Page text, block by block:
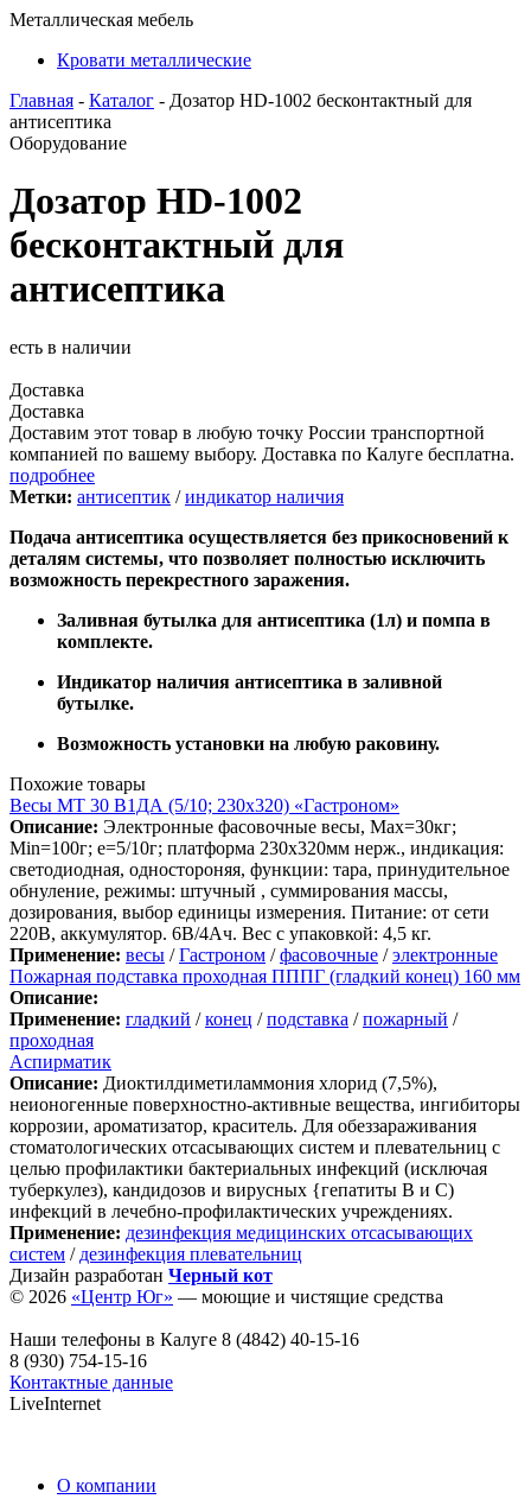
Металлическая мебель
Кровати металлические
Главная - Каталог - Дозатор HD-1002 бесконтактный для
антисептика
Оборудование
Дозатор HD-1002
бесконтактный для
антисептика
есть в наличии
Доставка
Доставка
Доставим этот товар в любую точку России транспортной
компанией по вашему выбору. Доставка по Калуге бесплатна.
подробнее
Метки: антисептик /индикатор наличия
Подача антисептика осуществляется без прикосновений к
деталям системы, что позволяет полностью исключить
возможность перекрестного заражения.
Заливная бутылка для антисептика (1л) и помпа в
комплекте.
Индикатор наличия антисептика в заливной
бутылке.
Возможность установки на любую раковину.
Похожие товары
Весы МТ 30 В1ДА (5/10; 230х320) «Гастроном»
Описание: Электронные фасовочные весы, Max=30кг;
Min=100г; e=5/10г; платформа 230х320мм нерж., индикация:
светодиодная, одностороняя, функции: тара, принудительное
обнуление, режимы: штучный , суммирования массы,
дозирования, выбор единицы измерения. Питание: от сети
220В, аккумулятор. 6В/4Ач. Вес с упаковкой: 4,5 кг.
Применение: весы /Гастроном /фасовочные /электронные
Пожарная подставка проходная ПППГ (гладкий конец) 160 мм
Описание:
Применение: гладкий /конец /подставка /пожарный /
проходная
Аспирматик
Описание: Диоктилдиметиламмония хлорид (7,5%),
неионогенные поверхностно-активные вещества, ингибиторы
коррозии, ароматизатор, краситель. Для обеззараживания
стоматологических отсасывающих систем и плевательниц с
целью профилактики бактериальных инфекций (исключая
туберкулез), кандидозов и вирусных {гепатиты В и С)
инфекций в лечебно-профилактических учреждениях.
Применение: дезинфекция медицинских отсасывающих
систем / дезинфекция плевательниц
Дизайн разработан Черный кот
© 2026 «Центр Юг» — моющие и чистящие средства
Наши телефоны в Калуге 8 (4842) 40-15-16
8 (930) 754-15-16
Контактные данные
LiveInternet
О компании